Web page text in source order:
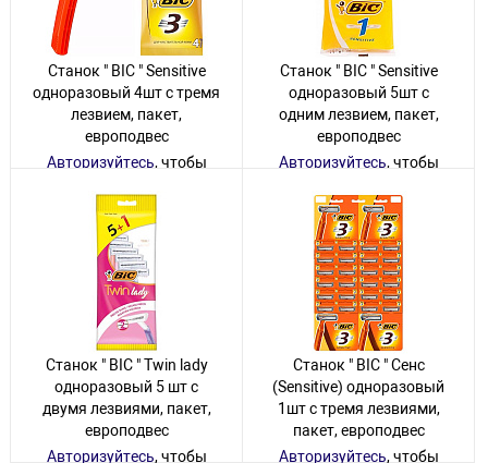
Станок " BIC " Sensitive
одноразовый 4шт с тремя
лезвием, пакет,
европодвес
Авторизуйтесь, чтобы
11 товаров
Станок " BIC " Sensitive
одноразовый 5шт с
одним лезвием, пакет,
европодвес
Авторизуйтесь, чтобы
68 товаров
Станок " BIC " Twin lady
одноразовый 5 шт с
двумя лезвиями, пакет,
европодвес
Авторизуйтесь, чтобы
Станок " BIC " Сенс
(Sensitive) одноразовый
1шт с тремя лезвиями,
пакет, европодвес
Авторизуйтесь, чтобы